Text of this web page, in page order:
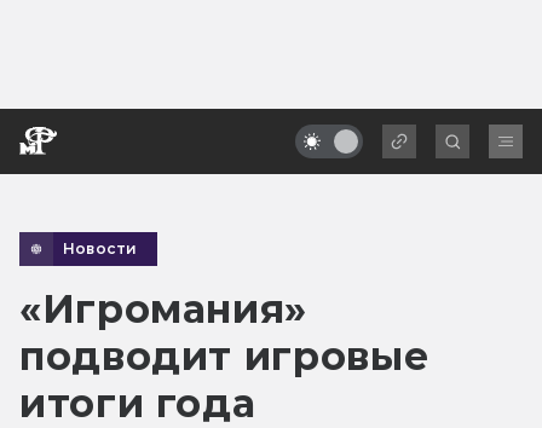
Новости
«Игромания»
подводит игровые
итоги года